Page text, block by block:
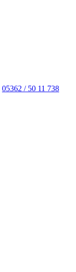
05362 / 50 11 738